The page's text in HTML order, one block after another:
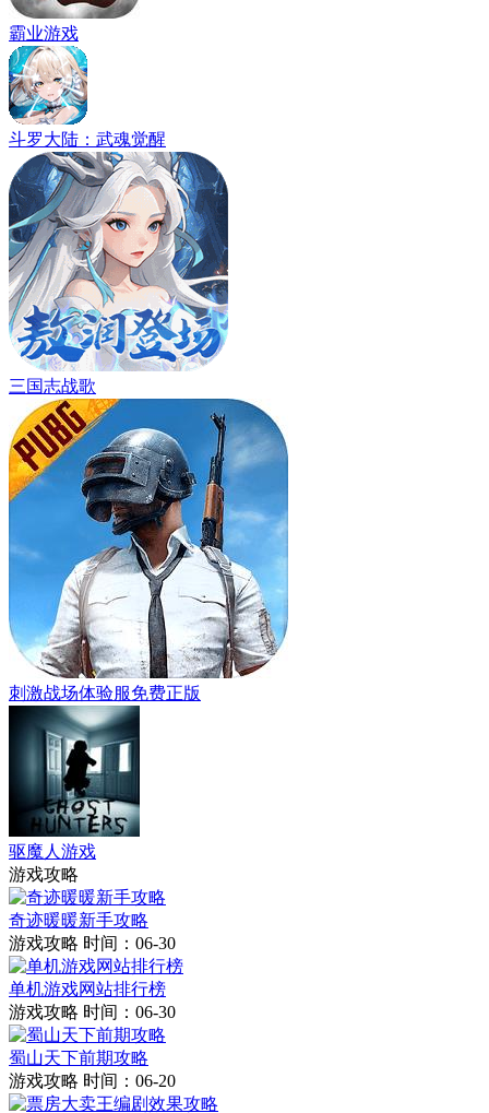
霸业游戏
斗罗大陆：武魂觉醒
三国志战歌
刺激战场体验服免费正版
驱魔人游戏
游戏攻略
奇迹暖暖新手攻略
游戏攻略 时间：06-30
单机游戏网站排行榜
游戏攻略 时间：06-30
蜀山天下前期攻略
游戏攻略 时间：06-20